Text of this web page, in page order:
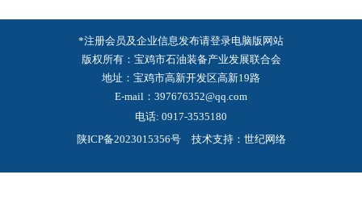
*注册会员及企业信息发布请登录电脑版网站
版权所有：宝鸡市石油装备产业发展联合会
地址：宝鸡市高新开发区高新19路
E-mail：397676352@qq.com
电话: 0917-3535180
陕ICP备2023015356号技术支持：世纪网络